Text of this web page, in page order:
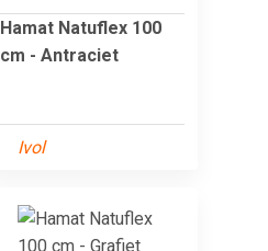
Hamat Natuflex 100
cm - Antraciet
Ivol